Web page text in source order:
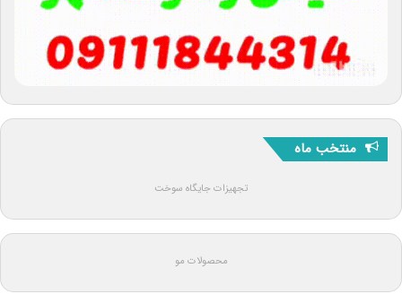
منتخب ماه
تجهیزات جایگاه سوخت
محصولات مو